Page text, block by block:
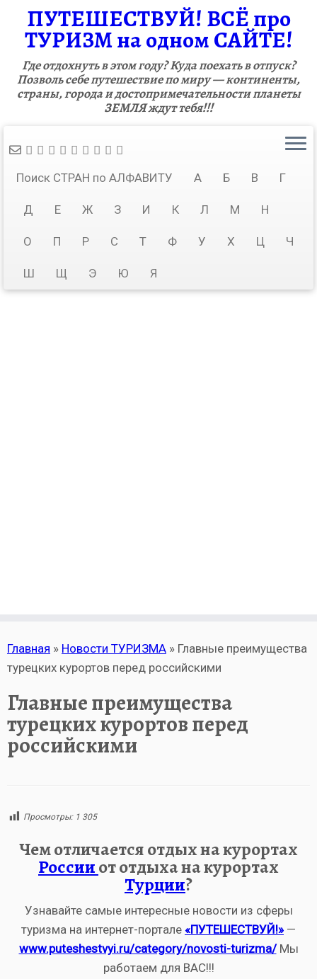
ПУТЕШЕСТВУЙ! ВСЁ про
ТУРИЗМ на одном САЙТЕ!
Где отдохнуть в этом году? Куда поехать в отпуск?
Позволь себе путешествие по миру — континенты,
страны, города и достопримечательности планеты
ЗЕМЛЯ ждут тебя!!!
Поиск СТРАН по АЛФАВИТУ А Б В Г
Д Е Ж З И К Л М Н
О П Р С Т Ф У Х Ц Ч
Ш Щ Э Ю Я
Главная » Новости ТУРИЗМА » Главные преимущества
турецких курортов перед российскими
Главные преимущества
турецких курортов перед
российскими
Просмотры: 1 305
Чем отличается отдых на курортах
Россииот отдыха на курортах
Турции?
Узнавайте самые интересные новости из сферы
туризма на интернет-портале «ПУТЕШЕСТВУЙ!» —
www.puteshestvyi.ru/category/novosti-turizma/Мы
работаем для ВАС!!!